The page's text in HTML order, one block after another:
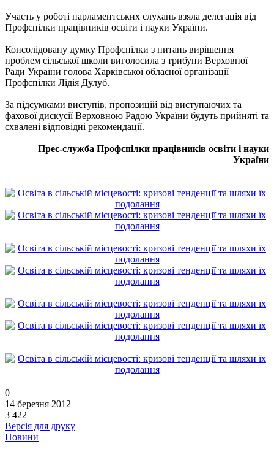
Участь у роботі парламентських слухань взяла делегація від
Профспілки працівників освіти і науки України.
Консолідовану думку Профспілки з питань вирішення
проблем сільської школи виголосила з трибуни Верховної
Ради України голова Харківської обласної організації
Профспілки Лідія Дулуб.
За підсумками виступів, пропозицій від виступаючих та
фахової дискусії Верховною Радою України будуть прийняті та
схвалені відповідні рекомендації.
Прес-служба Профспілки працівників освіти і науки
України
0
14 березня 2012
3 422
Версія для друку
Новини